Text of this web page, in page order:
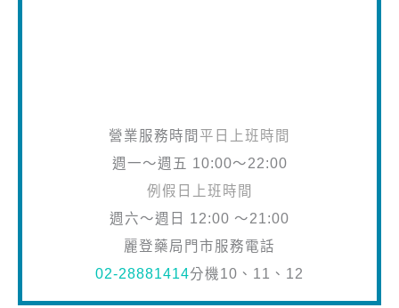
營業服務時間 平日上班時間
週一～週五 10:00～22:00
例假日上班時間
週六～週日 12:00 ～21:00
麗登藥局門市服務電話
02-28881414分機10、11、12